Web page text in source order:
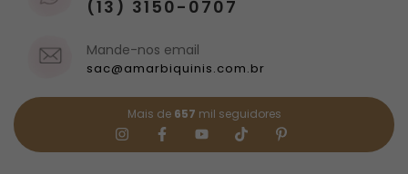
(13) 3150-0707
Mande-nos email
sac@amarbiquinis.com.br
Mais de 657 mil seguidores